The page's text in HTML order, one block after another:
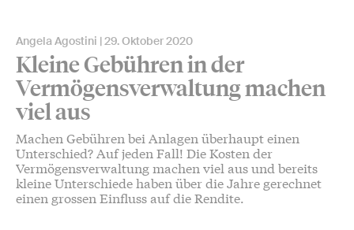
Angela Agostini 29. Oktober 2020
Kleine Gebühren in der
Vermögensverwaltung machen
viel aus
Machen Gebühren bei Anlagen überhaupt einen
Unterschied? Auf jeden Fall! Die Kosten der
Vermögensverwaltung machen viel aus und bereits
kleine Unterschiede haben über die Jahre gerechnet
einen grossen Einfluss auf die Rendite.